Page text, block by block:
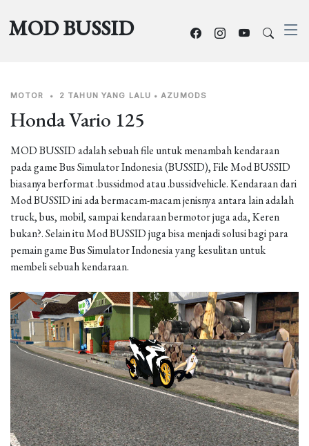
MOD BUSSID
MOTOR • 2 TAHUN YANG LALU • AZUMODS
Honda Vario 125
MOD BUSSID adalah sebuah file untuk menambah kendaraan
pada game Bus Simulator Indonesia (BUSSID), File Mod BUSSID
biasanya berformat .bussidmod atau .bussidvehicle. Kendaraan dari
Mod BUSSID ini ada bermacam-macam jenisnya antara lain adalah
truck, bus, mobil, sampai kendaraan bermotor juga ada, Keren
bukan?. Selain itu Mod BUSSID juga bisa menjadi solusi bagi para
pemain game Bus Simulator Indonesia yang kesulitan untuk
membeli sebuah kendaraan.